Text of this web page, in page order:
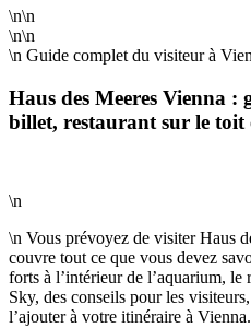
\n\n
\n\n
\n Guide complet du visiteur à
Haus des Meeres Vienna :
billet, restaurant sur le toit
\n
\n Vous prévoyez de visiter Haus
couvre tout ce que vous devez
forts à l’intérieur de l’aquarium, le
Sky, des conseils pour les
l’ajouter à votre itinéraire à